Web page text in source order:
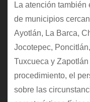
La atención
de municipios
Ayotlán, La Barca,
Jocotepec,
Tuxcueca y
procedimiento, el
sobre las